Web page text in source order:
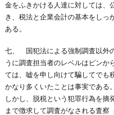
金をふきかける人達に対しては、
き、税法と企業会計の基本をしっ
ある。
七、 国犯法による強制調査以外
うに調査担当者のレベルはピンか
ては、嘘を申し向けて騙してでも
かなり多くいたことは事実である。
しかし、脱税という犯罪行為を摘
まで徴求して調査がなされる査察